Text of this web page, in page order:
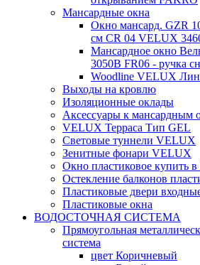
Мансардные окна
Окно мансард. GZR
см CR 04 VELUX
Мансардное окно
3050B FR06 - ручка
Woodline VELUX
Выходы на кровлю
Изоляционные оклады
Аксессуары к мансардным
VELUX Терраса Тип GEL
Световые туннели VELUX
Зенитные фонари VELUX
Окно пластиковое купить
Остекление балконов
Пластиковые двери
Пластиковые окна
ВОДОСТОЧНАЯ СИСТЕМА
Прямоугольная
система
цвет Коричневый